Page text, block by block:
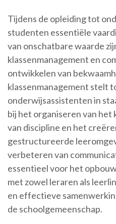
Tijdens de opleiding tot
studenten essentiële
van onschatbare waarde
klassenmanagement en
ontwikkelen van
klassenmanagement stelt
onderwijsassistenten in
bij het organiseren van het
van discipline en het
gestructureerde
verbeteren van
essentieel voor het
met zowel leraren als
en effectieve
de schoolgemeenschap.